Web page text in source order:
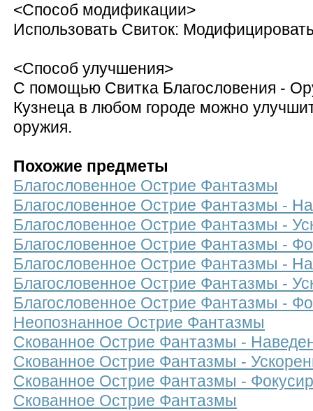
<Способ модификации>
Использовать Свиток:
<Способ улучшения>
С помощью Свитка Благословения -
Кузнеца в любом городе можно
оружия.
Похожие предметы
Благословенное Острие Фантазмы
Благословенное Острие Фантазмы -
Благословенное Острие Фантазмы -
Благословенное Острие Фантазмы -
Благословенное Острие Фантазмы -
Благословенное Острие Фантазмы -
Благословенное Острие Фантазмы -
Неопознанное Острие Фантазмы
Скованное Острие Фантазмы -
Скованное Острие Фантазмы -
Скованное Острие Фантазмы -
Скованное Острие Фантазмы